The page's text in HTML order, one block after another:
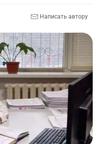
Написать автору